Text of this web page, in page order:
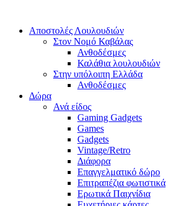
Αποστολές Λουλουδιών
Στον Νομό Καβάλας
Ανθοδέσμες
Καλάθια λουλουδιών
Στην υπόλοιπη Ελλάδα
Ανθοδέσμες
Δώρα
Ανά είδος
Gaming Gadgets
Games
Gadgets
Vintage/Retro
Διάφορα
Επαγγελματικό δώρο
Επιτραπέζια φωτιστικά
Ερωτικά Παιχνίδια